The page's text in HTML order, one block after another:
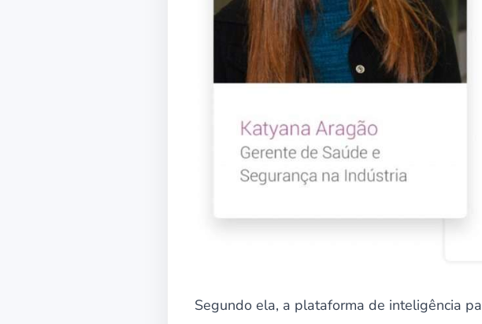
Segundo ela, a plataforma de inteligência